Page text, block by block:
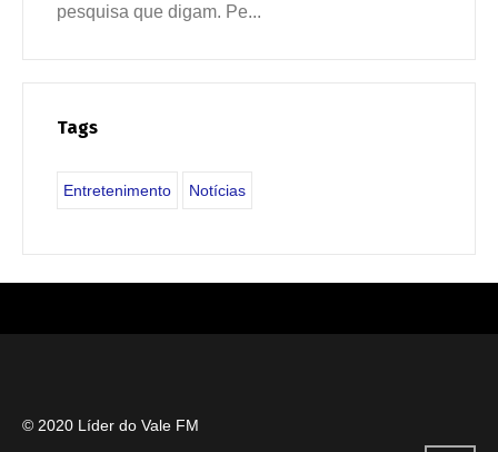
pesquisa que digam. Pe...
Tags
Entretenimento Notícias
© 2020 Líder do Vale FM